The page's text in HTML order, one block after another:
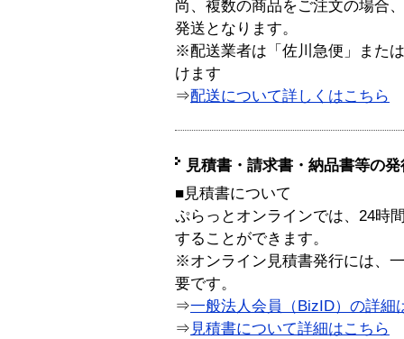
尚、複数の商品をご注文の場合
発送となります。
※配送業者は「佐川急便」また
けます
⇒配送について詳しくはこちら
見積書・請求書・納品書等の
■見積書について
ぷらっとオンラインでは、24時
することができます。
※オンライン見積書発行には、
要です。
⇒一般法人会員（BizID）の詳細
⇒ 見積書について詳細はこちら